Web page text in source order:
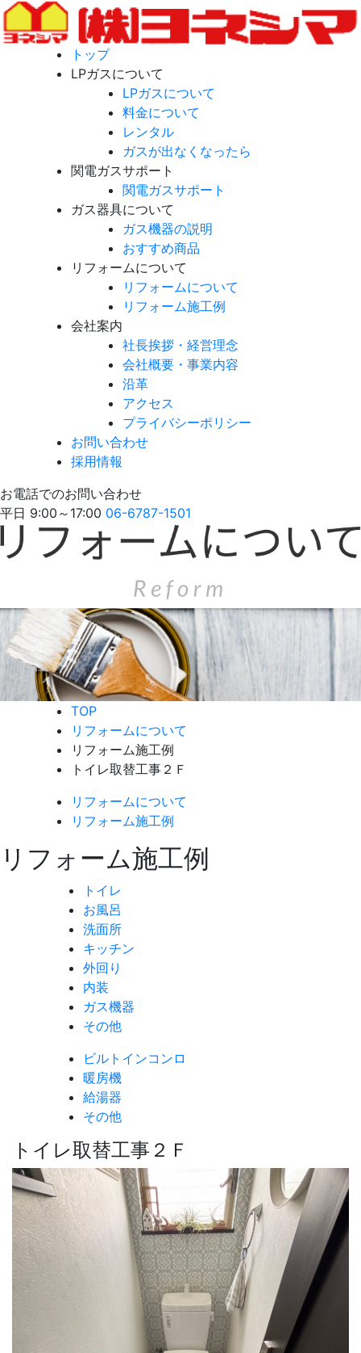
トップ
LPガスについて
LPガスについて
料金について
レンタル
ガスが出なくなったら
関電ガスサポート
関電ガスサポート
ガス器具について
ガス機器の説明
おすすめ商品
リフォームについて
リフォームについて
リフォーム施工例
会社案内
社長挨拶・経営理念
会社概要・事業内容
沿革
アクセス
プライバシーポリシー
お問い合わせ
採用情報
お電話でのお問い合わせ
平日 9:00～17:00 06-6787-1501
TOP
リフォームについて
リフォーム施工例
トイレ取替工事２Ｆ
リフォームについて
リフォーム施工例
リフォーム施工例
トイレ
お風呂
洗面所
キッチン
外回り
内装
ガス機器
その他
ビルトインコンロ
暖房機
給湯器
その他
トイレ取替工事２Ｆ